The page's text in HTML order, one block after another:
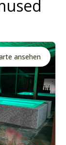
ansehen